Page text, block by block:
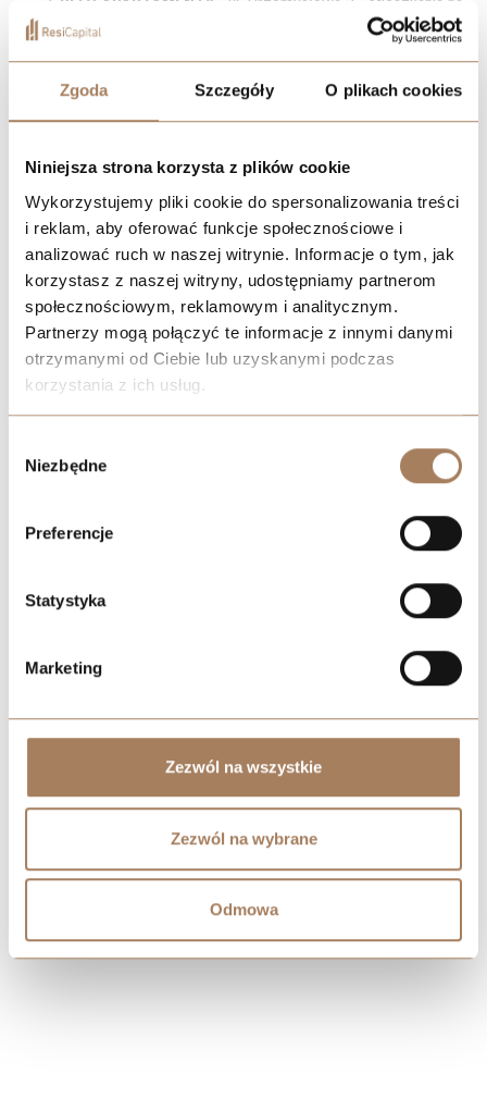
Zgoda Szczegóły O plikach cookies
Niniejsza strona korzysta z plików cookie
Wykorzystujemy pliki cookie do spersonalizowania treści
i reklam, aby oferować funkcje społecznościowe i
analizować ruch w naszej witrynie. Informacje o tym, jak
korzystasz z naszej witryny, udostępniamy partnerom
społecznościowym, reklamowym i analitycznym.
Partnerzy mogą połączyć te informacje z innymi danymi
otrzymanymi od Ciebie lub uzyskanymi podczas
korzystania z ich usług.
process your information.
zgody
Niezbędne
Preferencje
Statystyka
Marketing
Zezwól na wszystkie
Zezwól na wybrane
Odmowa
parterze z ogródkami, garaż gratis, harmonogram płatności
Wrocław
wybrane mieszkania od16 900 zł/m2,Gotowe do odbioru, z
widokiem na Odrę.